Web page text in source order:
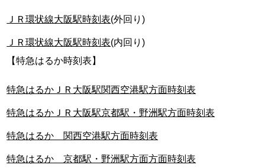
ＪＲ環状線大阪駅時刻表(外回り)
ＪＲ環状線大阪駅時刻表(内回り)
【特急はるか時刻表】
特急はるかＪＲ大阪駅関西空港駅方面時刻表
特急はるかＪＲ大阪駅京都駅・野洲駅方面時刻表
特急はるか 関西空港駅方面時刻表
特急はるか 京都駅・野洲駅方面方面時刻表